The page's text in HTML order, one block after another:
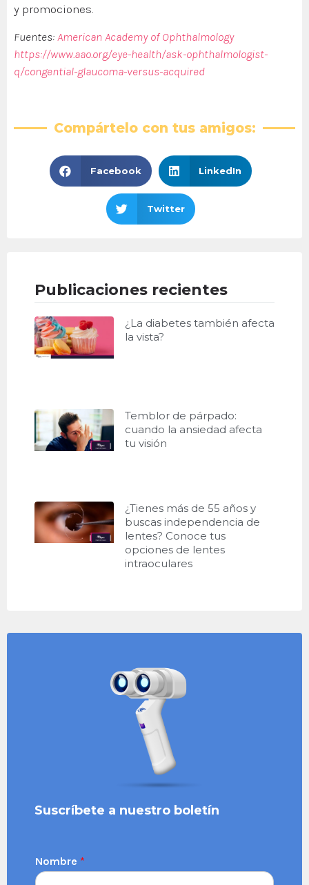
y promociones.
Fuentes: American Academy of Ophthalmology
https://www.aao.org/eye-health/ask-ophthalmologist-
q/congential-glaucoma-versus-acquired
Compártelo con tus amigos:
Facebook LinkedIn
Twitter
Publicaciones recientes
¿La diabetes también afecta
la vista?
Temblor de párpado:
cuando la ansiedad afecta
tu visión
¿Tienes más de 55 años y
buscas independencia de
lentes? Conoce tus
opciones de lentes
intraoculares
Suscríbete a nuestro boletín
Nombre *